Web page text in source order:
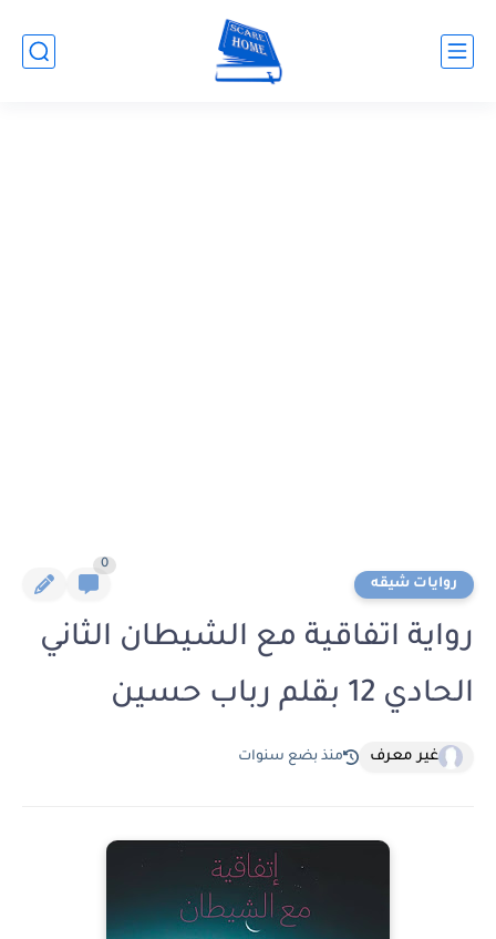
روايات شيقه
0
رواية اتفاقية مع الشيطان الثاني
الحادي 12 بقلم رباب حسين
غير معرف منذ بضع سنوات